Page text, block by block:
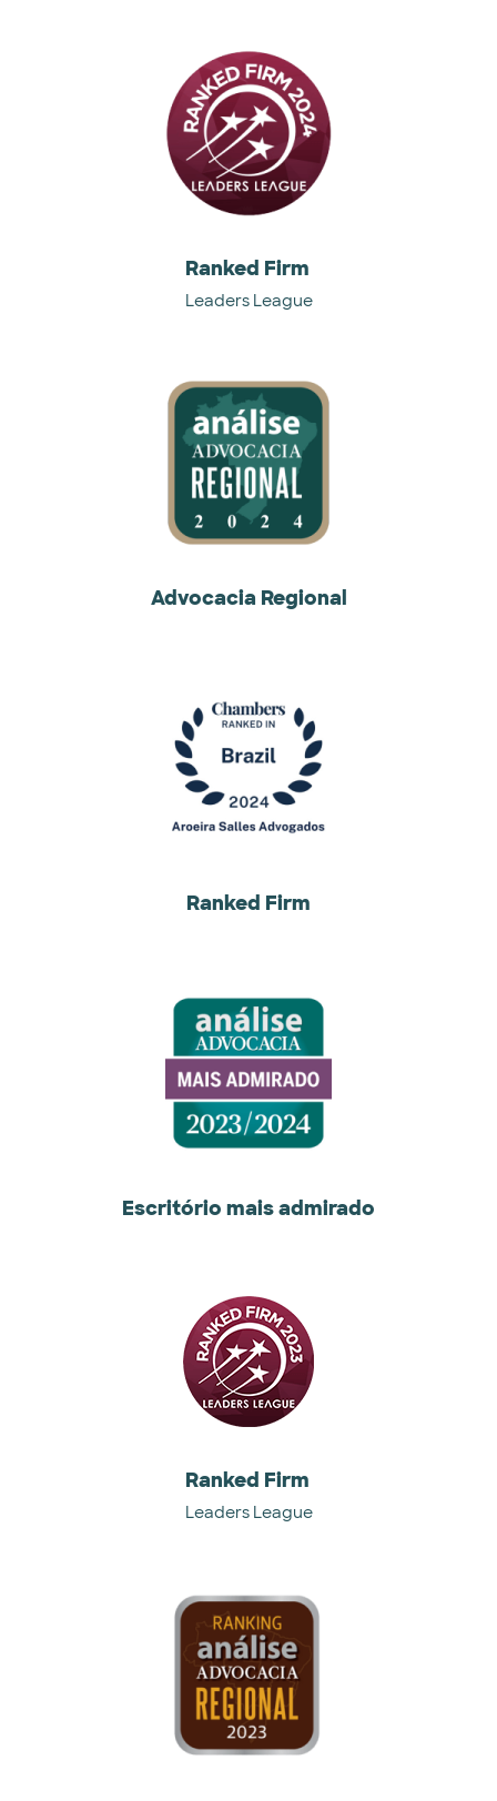
Ranked Firm
Leaders League
Advocacia Regional
Ranked Firm
Escritório mais admirado
Ranked Firm
Leaders League